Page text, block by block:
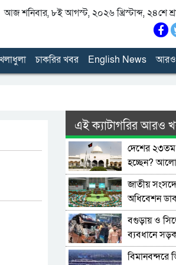
আজ শনিবার, ৮ই আগস্ট, ২০২৬ খ্রিস্টাব্দ, ২৪শে
চাকরির খবর English News আরও
এই ক্যাটাগরির আরও
দেশের ২৩তম
হচ্ছেন?
কারা?
জাতীয়
অধিবেশন
বগুড়ায় ও
ব্যবধানে
শিশুসহ প্রাণ
বিমানবন্দরে